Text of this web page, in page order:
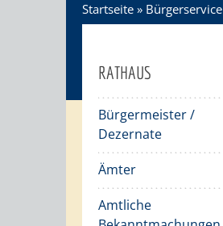
Startseite » Bürgerservice
RATHAUS
Bürgermeister /
Dezernate
Ämter
Amtliche